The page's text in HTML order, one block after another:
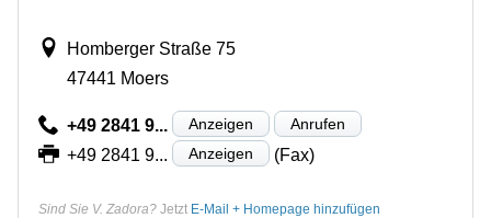
Homberger Straße 75
47441 Moers
+49 2841 9... Anzeigen Anrufen
+49 2841 9... Anzeigen (Fax)
Sind Sie V. Zadora? Jetzt E-Mail + Homepage hinzufügen